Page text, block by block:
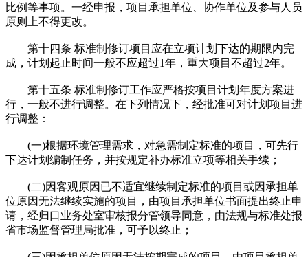
比例等事项。一经申报，项目承担单位、协作单位及参与人员
原则上不得更改。
第十四条 标准制修订项目应在立项计划下达的期限内完
成，计划起止时间一般不应超过1年，重大项目不超过2年。
第十五条 标准制修订工作应严格按项目计划年度方案进
行，一般不进行调整。在下列情况下，经批准可对计划项目进
行调整：
(一)根据环境管理需求，对急需制定标准的项目，可先行
下达计划编制任务，并按规定补办标准立项等相关手续；
(二)因客观原因已不适宜继续制定标准的项目或因承担单
位原因无法继续实施的项目，由项目承担单位书面提出终止申
请，经归口业务处室审核报分管领导同意，由法规与标准处报
省市场监督管理局批准，可予以终止；